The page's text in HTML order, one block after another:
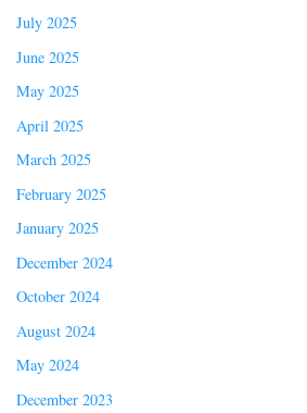
July 2025
June 2025
May 2025
April 2025
March 2025
February 2025
January 2025
December 2024
October 2024
August 2024
May 2024
December 2023